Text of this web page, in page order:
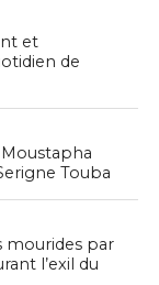
et
de
Moustapha
Touba
mourides par
l’exil du